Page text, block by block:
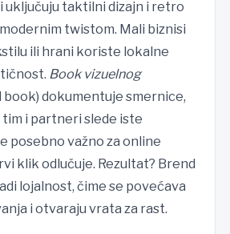
uključuju taktilni dizajn i retro
twistom. Mali biznisi
ili hrani koriste lokalne
Book vizuelnog
book) dokumentuje smernice,
i partneri slede iste
posebno važno za online
klik odlučuje. Rezultat? Brend
lojalnost, čime se povećava
i otvaraju vrata za rast.